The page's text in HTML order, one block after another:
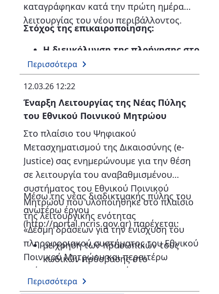
καταγράφηκαν κατά την πρώτη ημέρα
λειτουργίας του νέου περιβάλλοντος.
Στόχος της επικαιροποίησης:
Η διευκόλυνση της πλοήγησης στο
νέο interface.
Η επίλυση τεχνικών αποριών
κατά την υποβολή αιτημάτων.
Η βελτιστοποίηση της
λειτουργικότητας για την
ταχύτερη εξυπηρέτηση των
πολιτών.
Περισσότερα
12.03.26 12:22
Έναρξη Λειτουργίας της Νέας Πύλης
του Εθνικού Ποινικού Μητρώου
Στο πλαίσιο του Ψηφιακού
Μετασχηματισμού της Δικαιοσύνης (e-
Justice) σας ενημερώνουμε για την θέση
σε λειτουργία του αναβαθμισμένου
συστήματος του Εθνικού Ποινικού
Μητρώου που υλοποιήθηκε στο πλαίσιο
της λειτουργικής ενότητας
«Δέσμη δράσεων για την ενίσχυση του
πληροφοριακού συστήματος του Εθνικού
Ποινικού Μητρώου και περαιτέρω
επέκτασης των υπηρεσιών του» του
υποέργου 1 «Αναβάθμιση
Μέσω της νέας διαδικτυακής πύλης του
ανωτέρω έργου
(http://portal.ncris.gov.gr) παρέχεται:
με χρήση των προσωπικών τους
κωδικών πρόσβασης στο
r/web/guest/yπηρεσίες-για-πολίτες
Περισσότερα